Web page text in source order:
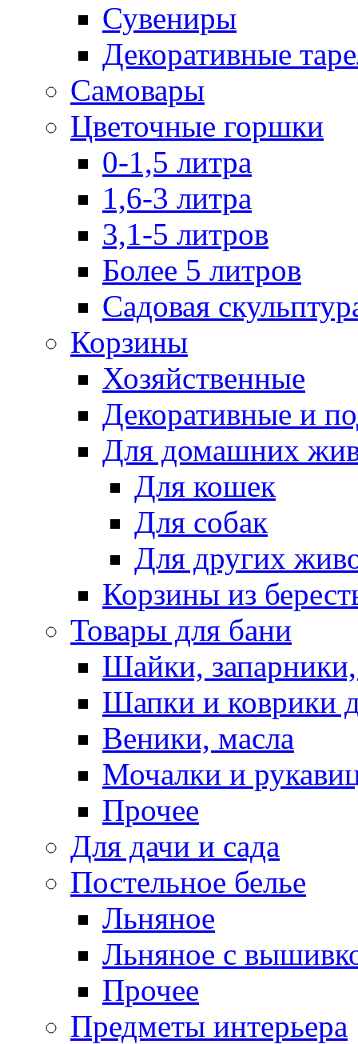
Сувениры
Декоративные
Самовары
Цветочные горшки
0-1,5 литра
1,6-3 литра
3,1-5 литров
Более 5 литров
Садовая
Корзины
Хозяйственные
Декоративные и
Для домашних
Для кошек
Для собак
Для других
Корзины из
Товары для бани
Шайки,
Шапки и коврики
Веники, масла
Мочалки и
Прочее
Для дачи и сада
Постельное белье
Льняное
Льняное с
Прочее
Предметы интерьера